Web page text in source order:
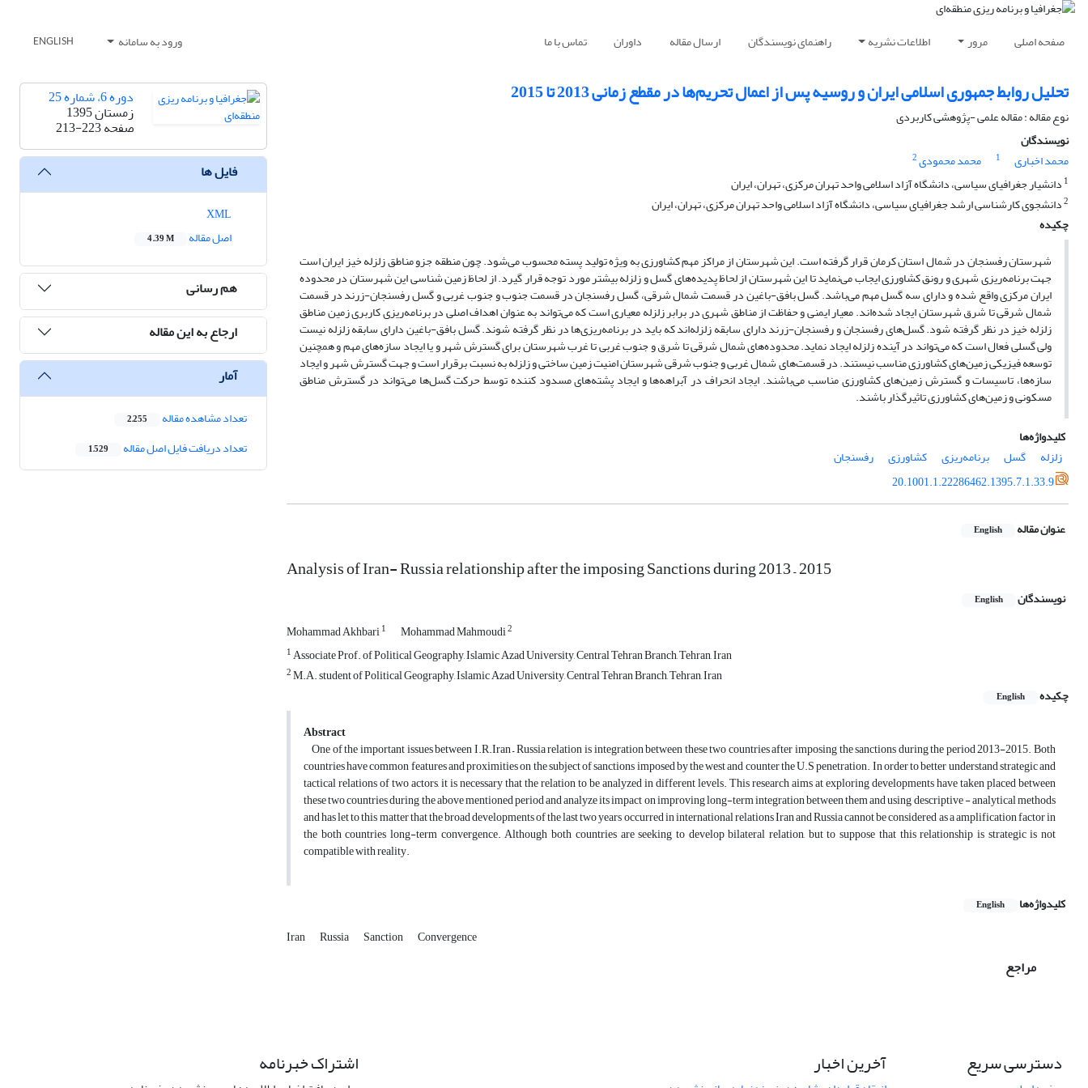
صفحه اصلی مرور اطلاعات نشریه راهنمای نویسندگان ارسال مقاله داوران تماس با ما ورود به سامانه ENGLISH
تحلیل روابط جمهوری اسلامی ایران و روسیه پس از اعمال تحریم‌ها در مقطع زمانی 2013 تا 2015
نوع مقاله : مقاله علمی -پژوهشی کاربردی
نویسندگان
محمد اخباری
1 محمد محمودی2
1 دانشیار جغرافیای سیاسی، دانشگاه آزاد اسلامی واحد تهران مرکزی، تهران، ایران
2دانشجوی کارشناسی ارشد جغرافیای سیاسی، دانشگاه آزاد اسلامی واحد تهران مرکزی، تهران، ایران
چکیده
شهرستان رفسنجان در شمال استان کرمان قرار گرفته است. این شهرستان از مراکز مهم کشاورزی به ویژه تولید پسته محسوب می‌شود. چون منطقه جزو مناطق زلزله خیز ایران است
جهت برنامه‌ریزی شهری و رونق کشاورزی ایجاب می‌نماید تا این شهرستان از لحاظ پدیده‌های گسل و زلزله بیشتر مورد توجه قرار گیرد. از لحاظ زمین شناسی این شهرستان در محدوده
ایران مرکزی واقع شده و دارای سه گسل مهم می‌باشد. گسل بافق-باغین در قسمت شمال شرقی، گسل رفسنجان در قسمت جنوب و جنوب غربی و گسل رفسنجان-زرند در قسمت
شمال شرقی تا شرق شهرستان ایجاد شده‌اند. معیار ایمنی و حفاظت از مناطق شهری در برابر زلزله معیاری است که می‌تواند به عنوان اهداف اصلی در برنامه‌ریزی کاربری زمین مناطق
زلزله خیز در نظر گرفته شود. گسل‌های رفسنجان و رفسنجان-زرند دارای سابقه زلزله‌اند که باید در برنامه‌ریزی‌ها در نظر گرفته شوند. گسل بافق-باغین دارای سابقه زلزله نیست
ولی گسلی فعال است که می‌تواند در آینده زلزله ایجاد نماید. محدوده‌های شمال شرقی تا شرق و جنوب غربی تا غرب شهرستان برای گسترش شهر و یا ایجاد سازه‌های مهم و همچنین
توسعه فیزیکی زمین‌های کشاورزی مناسب نیستند. در قسمت‌های شمال غربی و جنوب شرقی شهرستان امنیت زمین ساختی و زلزله به نسبت برقرار است و جهت گسترش شهر و ایجاد
سازه‌ها، تاسیسات و گسترش زمین‌های کشاورزی مناسب می‌باشند. ایجاد انحراف در آبراهه‌ها و ایجاد پشته‌های مسدود کننده توسط حرکت گسل‌ها می‌تواند در گسترش مناطق
مسکونی و زمین‌های کشاورزی تاثیرگذار باشند.
کلیدواژه‌ها
زلزله
گسل برنامه‌ریزی کشاورزی
رفسنجان
20.1001.1.22286462.1395.7.1.33.9
عنوان مقاله English
Analysis of Iran- Russia relationship after the imposing Sanctions during 2013 – 2015
نویسندگان English
Mohammad Akhbari1 Mohammad Mahmoudi2
1Associate Prof. of Political Geography, Islamic Azad University, Central Tehran Branch, Tehran, Iran
2M.A. student of Political Geography, Islamic Azad University, Central Tehran Branch, Tehran, Iran
چکیده
English
Abstract
One of the important issues between I.R.Iran – Russia relation is integration between these two countries after imposing the sanctions during the period 2013-2015. Both
countries have common features and proximities on the subject of sanctions imposed by the west and counter the U.S penetration. In order to better understand strategic and
tactical relations of two actors, it is necessary that the relation to be analyzed in different levels. This research aims at exploring developments have taken placed between
these two countries during the above mentioned period and analyze its impact on improving long-term integration between them and using descriptive - analytical methods
and has let to this matter that the broad developments of the last two years occurred in international relations Iran and Russia cannot be considered as a amplification factor in
the both countries long-term convergence. Although both countries are seeking to develop bilateral relation, but to suppose that this relationship is strategic is not
compatible with reality.
کلیدواژه‌ها English
Iran Russia Sanction Convergence
مراجع
دوره 6، شماره 25
زمستان 1395
صفحه213-223
فایل ها
اصل مقاله
4.39 M
هم رسانی
ارجاع به این مقاله
آمار
تعداد مشاهده مقاله 2,255
تعداد دریافت فایل اصل مقاله 1,529
دسترسی سریع آخرین اخبار اشتراک خبرنامه